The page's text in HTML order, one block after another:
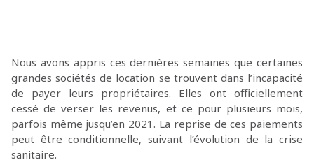
Nous avons appris ces dernières semaines que certaines
grandes sociétés de location se trouvent dans l’incapacité
de payer leurs propriétaires. Elles ont officiellement
cessé de verser les revenus, et ce pour plusieurs mois,
parfois même jusqu’en 2021. La reprise de ces paiements
peut être conditionnelle, suivant l’évolution de la crise
sanitaire.